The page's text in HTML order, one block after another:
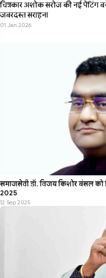
चित्रकार अशोक सरोज की नई पेंटिंग
जबरदस्त सराहना
01 Jan 2026
समाजसेवी डॉ. विजय किशोर बंसल
2025
12 Sep 2025